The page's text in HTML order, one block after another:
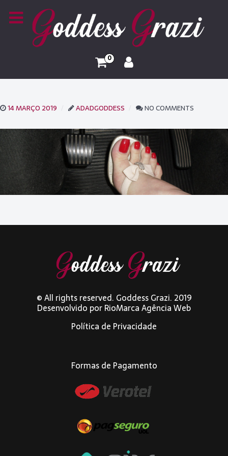
0
14 MARÇO 2019 ADADGODDESS NO COMMENTS
© All rights reserved. Goddess Grazi. 2019
Desenvolvido porRioMarca Agência Web
Política de Privacidade
Formas de Pagamento